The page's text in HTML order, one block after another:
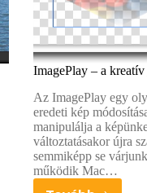
ImagePlay – a
Az ImagePlay egy
eredeti kép
manipulálja a
változtatásakor újra
semmiképp se
működik Mac…